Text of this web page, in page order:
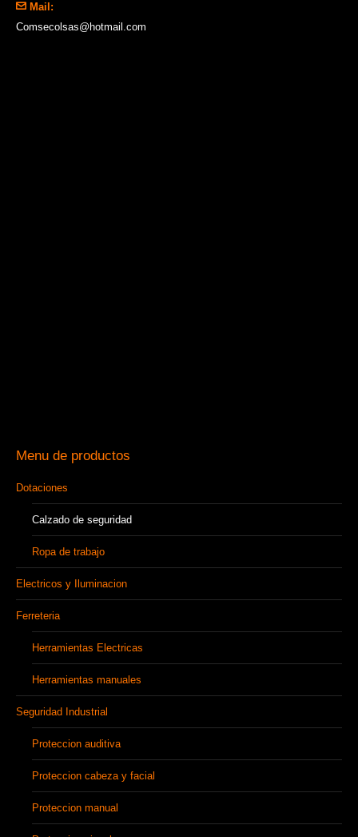
Mail:
Comsecolsas@hotmail.com
Menu de productos
Dotaciones
Calzado de seguridad
Ropa de trabajo
Electricos y Iluminacion
Ferreteria
Herramientas Electricas
Herramientas manuales
Seguridad Industrial
Proteccion auditiva
Proteccion cabeza y facial
Proteccion manual